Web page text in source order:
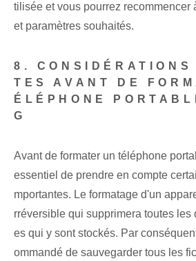
tilisée et vous pourrez recommencer
et paramètres souhaités.
8. CONSIDÉRATIONS
TES AVANT DE
ÉLÉPHONE
G
Avant de formater un téléphone
essentiel de prendre en compte
mportantes. Le formatage d'un
rréversible qui supprimera toutes les
es qui y sont stockés. Par
ommandé de sauvegarder tous les